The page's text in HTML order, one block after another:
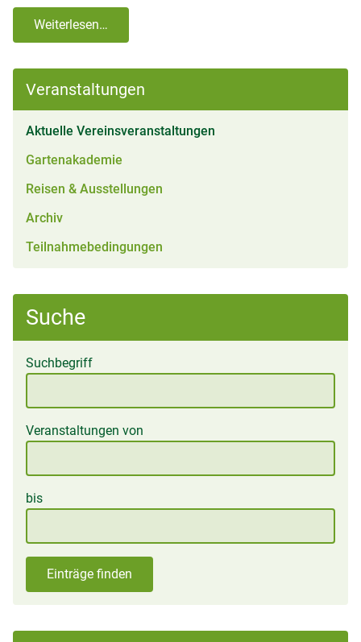
Veranstaltungen
Aktuelle Vereinsveranstaltungen
Gartenakademie
Reisen & Ausstellungen
Archiv
Teilnahmebedingungen
Suche
Suchbegriff
Veranstaltungen von
bis
Einträge finden
Weiterlesen…